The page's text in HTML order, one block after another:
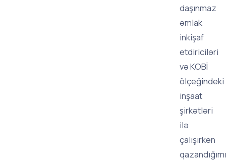
daşınmaz
əmlak
inkişaf
etdiriciləri
və KOBİ
ölçeğindeki
inşaat
şirkətləri
ilə
çalışırken